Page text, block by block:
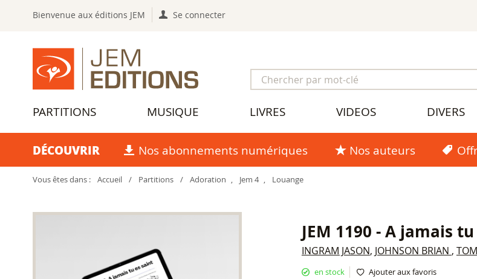
Bienvenue aux éditions JEM Se connecter
PARTITIONS MUSIQUE LIVRES VIDEOS DIVERS
DÉCOUVRIR Nos abonnements numériques Nos auteurs
Vous êtes dans : Accueil / Partitions / Adoration , Jem 4 , Louange
JEM 1190 - A jamais
INGRAM JASON, JOHNSON BRIAN ,
en stock Ajouter aux favoris